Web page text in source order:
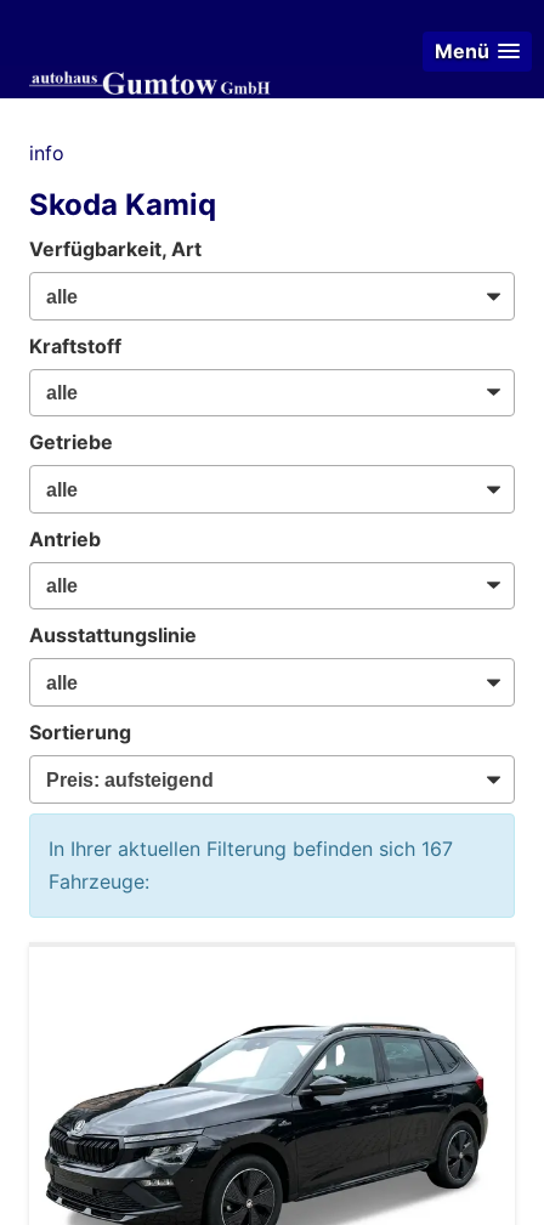
Menü
info
Skoda Kamiq
Verfügbarkeit, Art
Kraftstoff
Getriebe
Antrieb
Ausstattungslinie
Sortierung
In Ihrer aktuellen Filterung befinden sich 167
Fahrzeuge: